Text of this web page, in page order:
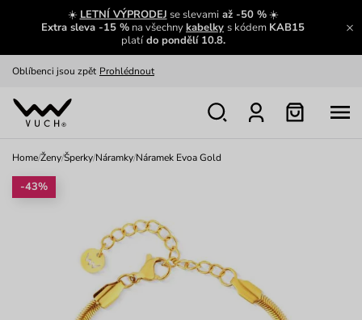
☀️ LETNÍ VÝPRODEJ se slevamiaž -50 %☀️
Extra sleva -15 % na všechnykabelky s kódem KAB15
platído pondělí 10.8.
Zajímavosti ze světa Vuch:
Zobrazit
Oblíbenci jsou zpět Prohlédnout
Nech se inspirovat
Home/Ženy/Šperky/Náramky/Náramek Evoa Gold
-43%